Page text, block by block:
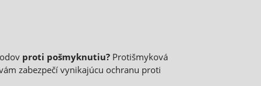
proti pošmyknutiu? Protišmyková
zabezpečí vynikajúcu ochranu proti